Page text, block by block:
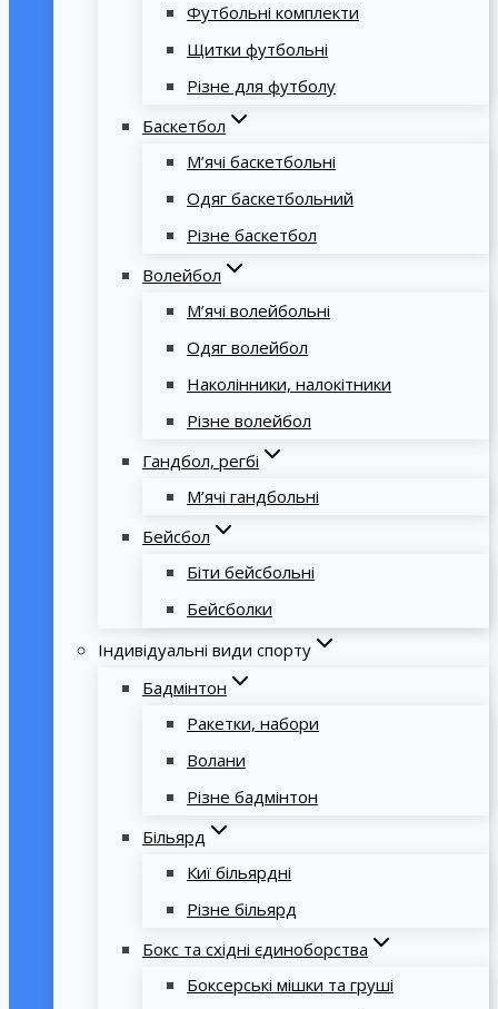
Футбольні комплекти
Щитки футбольні
Різне для футболу
Баскетбол
М’ячі баскетбольні
Одяг баскетбольний
Різне баскетбол
Волейбол
М’ячі волейбольні
Одяг волейбол
Наколінники, налокітники
Різне волейбол
Гандбол, регбі
М’ячі гандбольні
Бейсбол
Біти бейсбольні
Бейсболки
Індивідуальні види спорту
Бадмінтон
Ракетки, набори
Волани
Різне бадмінтон
Більярд
Киї більярдні
Різне більярд
Бокс та східні єдиноборства
Боксерські мішки та груші